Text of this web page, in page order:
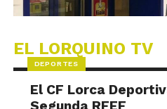
EL LORQUINO TV
DEPORTES
El CF Lorca